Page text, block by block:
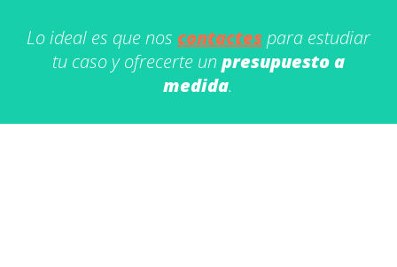
Lo ideal es que nos contactespara estudiar
tu caso y ofrecerte un presupuesto a
medida.